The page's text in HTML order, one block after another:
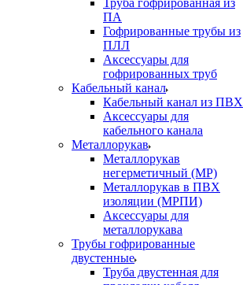
Труба гофрированная из
ПА
Гофрированные трубы из
ПЛЛ
Аксессуары для
гофрированных труб
Кабельный канал
Кабельный канал из ПВХ
Аксессуары для
кабельного канала
Металлорукав
Металлорукав
негерметичный (МР)
Металлорукав в ПВХ
изоляции (МРПИ)
Аксессуары для
металлорукава
Трубы гофрированные
двустенные
Труба двустенная для